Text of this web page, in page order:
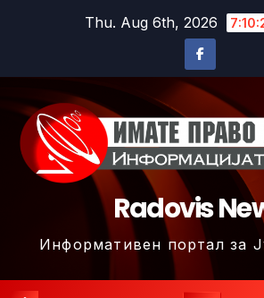
Thu. Aug 6th, 2026
Radovis
Информативен портал за